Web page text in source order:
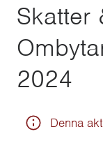
Skatter
2024
Denna